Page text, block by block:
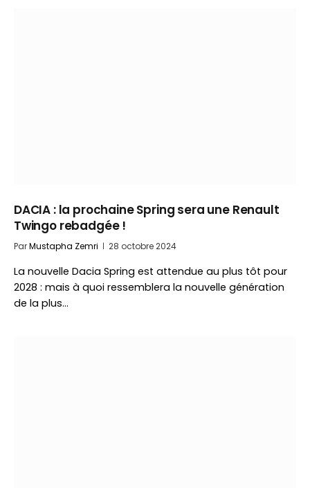
DACIA : la prochaine Spring sera une Renault
Twingo rebadgée !
ParMustapha Zemri 28 octobre 2024
La nouvelle Dacia Spring est attendue au plus tôt pour
2028 : mais à quoi ressemblera la nouvelle génération
de la plus…